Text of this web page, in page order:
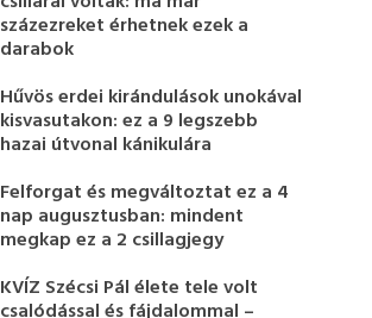
százezreket érhetnek ezek a
darabok
Hűvös erdei kirándulások unokával
kisvasutakon: ez a 9 legszebb
hazai útvonal kánikulára
Felforgat és megváltoztat ez a 4
nap augusztusban: mindent
megkap ez a 2 csillagjegy
KVÍZ Szécsi Pál élete tele volt